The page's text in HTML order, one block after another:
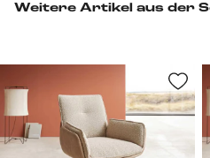
Weitere Artikel aus der